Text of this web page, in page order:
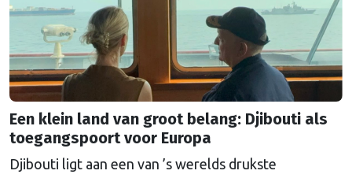
Continued
Een klein land van groot belang: Djibouti als
toegangspoort voor Europa
Djibouti ligt aan een van ’s werelds drukste